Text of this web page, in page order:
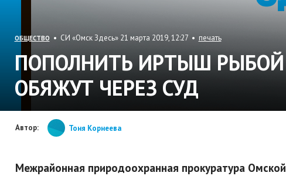
ОБЩЕСТВО • СИ «Омск Здесь» 21 марта 2019, 12:27 • печать
ПОПОЛНИТЬ ИРТЫШ
ОБЯЖУТ ЧЕРЕЗ СУД
Автор: Тоня Корнеева
Межрайонная природоохранная прокуратура